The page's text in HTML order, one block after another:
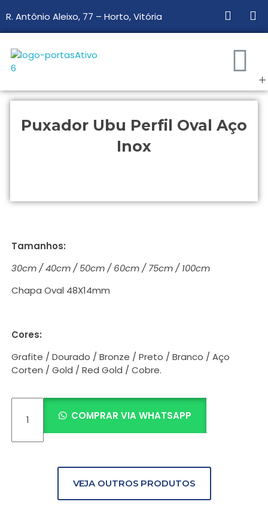
R. Antônio Aleixo, 77 – Horto, Vitória
Puxador Ubu Perfil Oval Aço
Inox
Tamanhos:
30cm / 40cm / 50cm / 60cm / 75cm / 100cm
Chapa Oval 48X14mm
Cores:
Grafite / Dourado / Bronze / Preto / Branco / Aço
Corten / Gold / Red Gold / Cobre.
COMPRAR VIA WHATSAPP
VEJA OUTROS PRODUTOS